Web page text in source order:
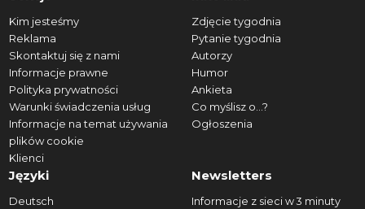
Kim jesteśmy
Reklama
Skontaktuj się z nami
Informacje prawne
Polityka prywatności
Warunki świadczenia usług
Informacje na temat używania
plików cookie
Klienci
Zdjęcie tygodnia
Pytanie tygodnia
Autorzy
Humor
Ankieta
Co myślisz o...?
Ogłoszenia
Języki
Deutsch
Newsletters
Informacje z sieci w 3 minuty